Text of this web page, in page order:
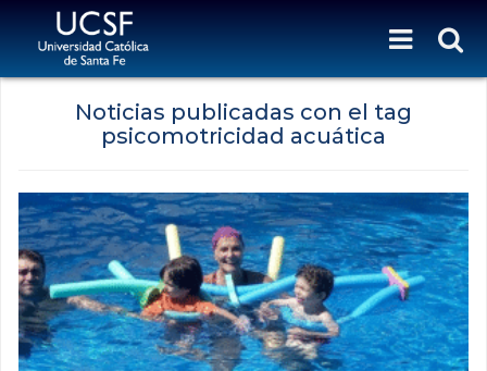
Noticias publicadas con el tag
psicomotricidad acuática